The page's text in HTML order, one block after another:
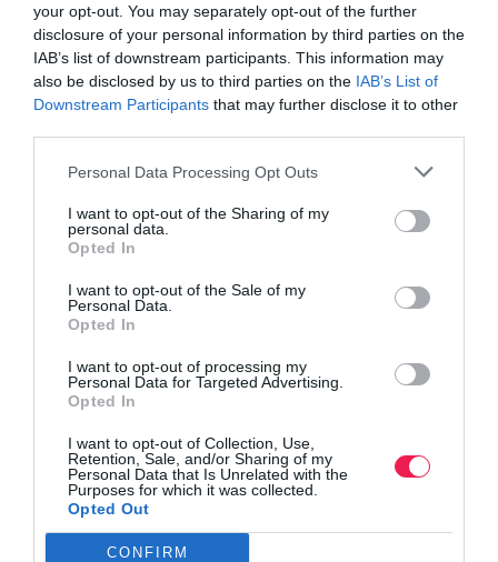
your opt-out. You may separately opt-out of the further
disclosure of your personal information by third parties on the
IAB’s list of downstream participants. This information may
also be disclosed by us to third parties on the IAB’s List of
Downstream Participants that may further disclose it to other
Personal Data Processing Opt Outs
I want to opt-out of the Sharing of my
personal data.
Opted In
I want to opt-out of the Sale of my
Personal Data.
Opted In
I want to opt-out of processing my
Personal Data for Targeted Advertising.
Opted In
I want to opt-out of Collection, Use,
Retention, Sale, and/or Sharing of my
Personal Data that Is Unrelated with the
Purposes for which it was collected.
Opted Out
CONFIRM